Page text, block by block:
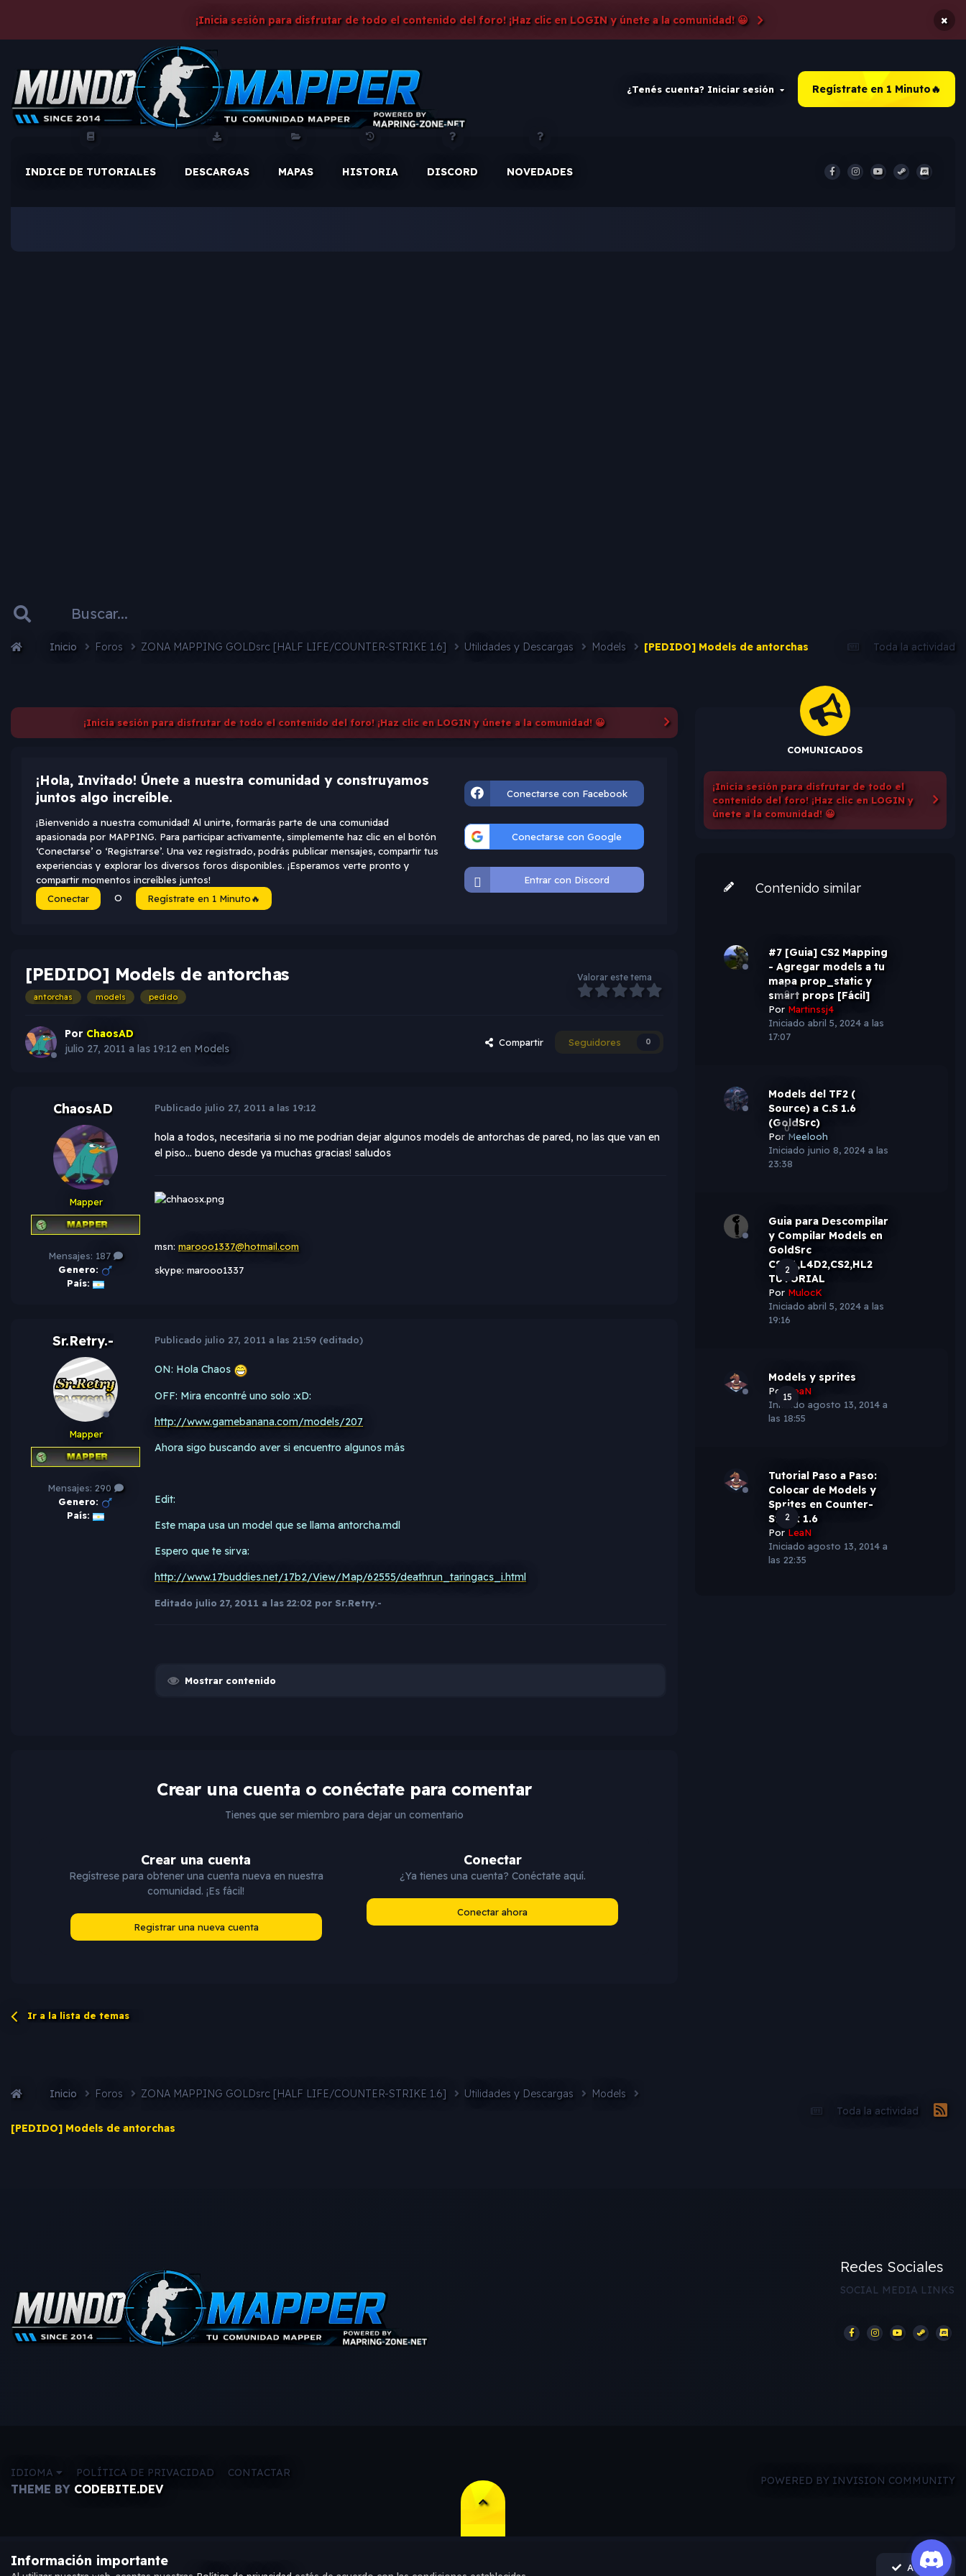
¡Inicia sesión para disfrutar de todo el contenido del foro! ¡Haz clic en LOGIN y únete a la comunidad! 😀 ×
¿Tenés cuenta? Iniciar sesión Regístrate en 1 Minuto🔥
INDICE DE TUTORIALES DESCARGAS MAPAS HISTORIA DISCORD NOVEDADES
Toda la actividad
Inicio Foros ZONA MAPPING GOLDsrc [HALF LIFE/COUNTER-STRIKE 1.6] Utilidades y Descargas Models [PEDIDO] Models de antorchas
¡Inicia sesión para disfrutar de todo el contenido del foro! ¡Haz clic en LOGIN y únete a la comunidad! 😀
¡Hola, Invitado! Únete a nuestra comunidad y construyamos
juntos algo increíble.
¡Bienvenido a nuestra comunidad! Al unirte, formarás parte de una comunidad
apasionada por MAPPING. Para participar activamente, simplemente haz clic en el botón
‘Conectarse’ o ‘Registrarse’. Una vez registrado, podrás publicar mensajes, compartir tus
experiencias y explorar los diversos foros disponibles. ¡Esperamos verte pronto y
compartir momentos increíbles juntos!
Conectar
O Regístrate en 1 Minuto🔥
Conectarse con Facebook
Conectarse con Google
Entrar con Discord
[PEDIDO] Models de antorchas
antorchas models pedido
Valorar este tema
Por ChaosAD
julio 27, 2011 a las 19:12 en Models Compartir Seguidores 0
ChaosAD
Mapper
Mensajes: 187
Genero:
País:
Publicado julio 27, 2011 a las 19:12
hola a todos, necesitaria si no me podrian dejar algunos models de antorchas de pared, no las que van en
el piso... bueno desde ya muchas gracias! saludos
msn: marooo1337@hotmail.com
skype: marooo1337
Sr.Retry.-
Mapper
Mensajes: 290
Genero:
País:
Publicado julio 27, 2011 a las 21:59 (editado)
ON: Hola Chaos
OFF: Mira encontré uno solo :xD:
http://www.gamebanana.com/models/207
Ahora sigo buscando aver si encuentro algunos más
Edit:
Este mapa usa un model que se llama antorcha.mdl
Espero que te sirva:
http://www.17buddies.net/17b2/View/Map/62555/deathrun_taringacs_i.html
Editado julio 27, 2011 a las 22:02 por Sr.Retry.-
Mostrar contenido
Crear una cuenta o conéctate para comentar
Tienes que ser miembro para dejar un comentario
Crear una cuenta
Regístrese para obtener una cuenta nueva en nuestra
comunidad. ¡Es fácil!
Registrar una nueva cuenta
Conectar
¿Ya tienes una cuenta? Conéctate aquí.
Conectar ahora
Ir a la lista de temas
COMUNICADOS
¡Inicia sesión para disfrutar de todo el
contenido del foro! ¡Haz clic en LOGIN y
únete a la comunidad! 😀
Contenido similar
0
#7 [Guia] CS2 Mapping
- Agregar models a tu
mapa prop_static y
smart props [Fácil]
Por Martinssj4
Iniciado abril 5, 2024 a las
17:07
0
Models del TF2 (
Source) a C.S 1.6
(GoldSrc)
Por Meelooh
Iniciado junio 8, 2024 a las
23:38
2
Guia para Descompilar
y Compilar Models en
GoldSrc
CS1.6,L4D2,CS2,HL2
TUTORIAL
Por MulocK
Iniciado abril 5, 2024 a las
19:16
15
Models y sprites
Por
LeaN
Iniciado agosto 13, 2014 a
las 18:55
2
Tutorial Paso a Paso:
Colocar de Models y
Sprites en Counter-
Striek 1.6
Por LeaN
Iniciado agosto 13, 2014 a
las 22:35
Toda la actividad
Inicio Foros ZONA MAPPING GOLDsrc [HALF LIFE/COUNTER-STRIKE 1.6] Utilidades y Descargas Models
[PEDIDO] Models de antorchas
Redes Sociales
SOCIAL MEDIA LINKS
IDIOMA POLÍTICA DE PRIVACIDAD CONTACTAR
THEME BY CODEBITE.DEV
POWERED BY INVISION COMMUNITY
Información importante Acepto